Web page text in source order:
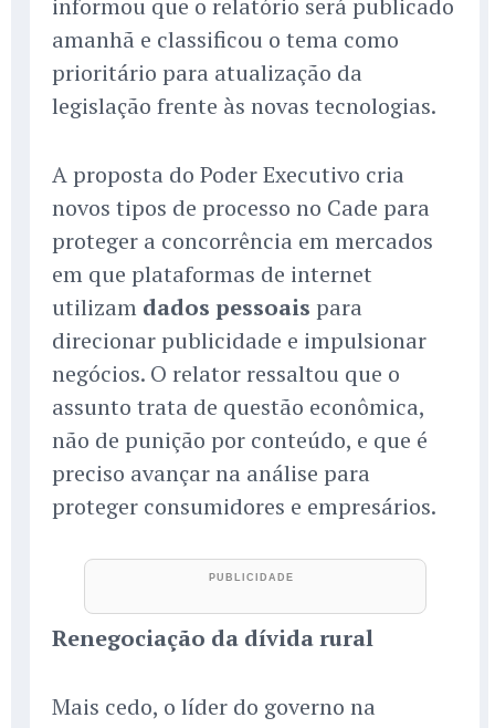
informou que o relatório será publicado
amanhã e classificou o tema como
prioritário para atualização da
legislação frente às novas tecnologias.
A proposta do Poder Executivo cria
novos tipos de processo no Cade para
proteger a concorrência em mercados
em que plataformas de internet
utilizam dados pessoais para
direcionar publicidade e impulsionar
negócios. O relator ressaltou que o
assunto trata de questão econômica,
não de punição por conteúdo, e que é
preciso avançar na análise para
proteger consumidores e empresários.
Renegociação da dívida rural
Mais cedo, o líder do governo na